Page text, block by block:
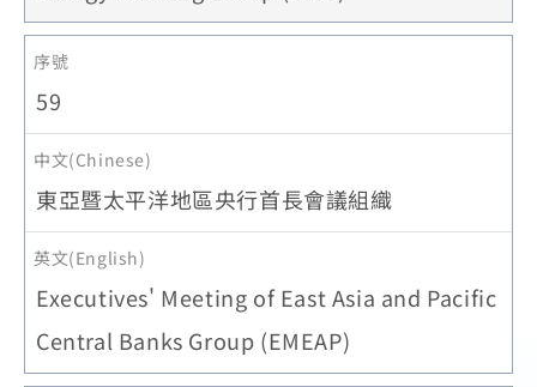
59
東亞暨太平洋地區央行首長會議組織
Executives' Meeting of East Asia and Pacific
Central Banks Group (EMEAP)